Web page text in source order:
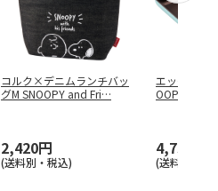
コルク×デニムランチバッ
グM SNOOPY and Fri…
2,420円
(送料別・税込)
エッグパン(
OOPY
4,730円
(送料別・税